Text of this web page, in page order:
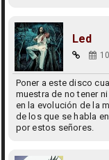
Led
Poner a este disco
muestra de no tener
en la evolución de la
de los que se habla
por estos señores.